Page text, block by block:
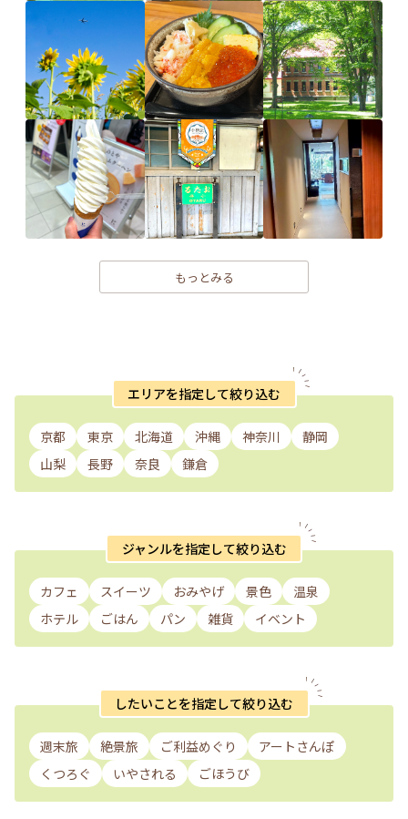
もっとみる
エリアを指定して絞り込む
京都 東京 北海道 沖縄 神奈川
静岡
山梨
長野 奈良 鎌倉
ジャンルを指定して絞り込む
カフェ スイーツ おみやげ 景色
温泉
ホテル
ごはん パン 雑貨 イベント
したいことを指定して絞り込む
週末旅 絶景旅 ご利益めぐり
アートさんぽ
くつろぐ
いやされる ごほうび